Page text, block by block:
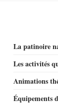
La patinoire
Les activités
Animations
Équipements